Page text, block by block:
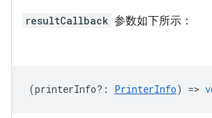
resultCallback 参数如下所示：
(printerInfo? : PrinterInfo) =>